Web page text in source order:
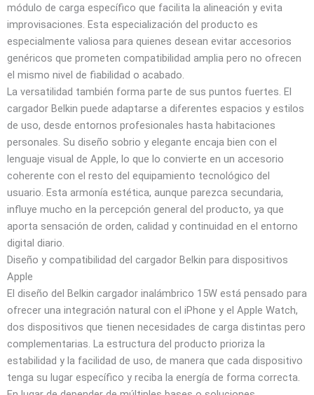
módulo de carga específico que facilita la alineación y evita
improvisaciones. Esta especialización del producto es
especialmente valiosa para quienes desean evitar accesorios
genéricos que prometen compatibilidad amplia pero no ofrecen
el mismo nivel de fiabilidad o acabado.
La versatilidad también forma parte de sus puntos fuertes. El
cargador Belkin puede adaptarse a diferentes espacios y estilos
de uso, desde entornos profesionales hasta habitaciones
personales. Su diseño sobrio y elegante encaja bien con el
lenguaje visual de Apple, lo que lo convierte en un accesorio
coherente con el resto del equipamiento tecnológico del
usuario. Esta armonía estética, aunque parezca secundaria,
influye mucho en la percepción general del producto, ya que
aporta sensación de orden, calidad y continuidad en el entorno
digital diario.
Diseño y compatibilidad del cargador Belkin para dispositivos
Apple
El diseño del Belkin cargador inalámbrico 15W está pensado para
ofrecer una integración natural con el iPhone y el Apple Watch,
dos dispositivos que tienen necesidades de carga distintas pero
complementarias. La estructura del producto prioriza la
estabilidad y la facilidad de uso, de manera que cada dispositivo
tenga su lugar específico y reciba la energía de forma correcta.